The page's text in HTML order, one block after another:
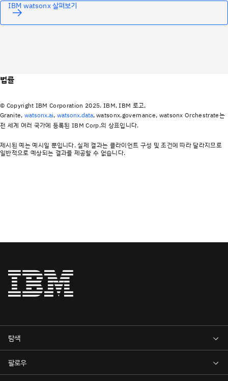
IBM watsonx 살펴보기
법률
© Copyright IBM Corporation 2025. IBM, IBM 로고,
Granite, watsonx.ai, watsonx.data, watsonx.governance, watsonx Orchestrate는
전 세계 여러 국가에 등록된 IBM Corp.의 상표입니다.
제시된 예는 예시일 뿐입니다. 실제 결과는 클라이언트 구성 및 조건에 따라 달라지므로
일반적으로 예상되는 결과를 제공할 수 없습니다.